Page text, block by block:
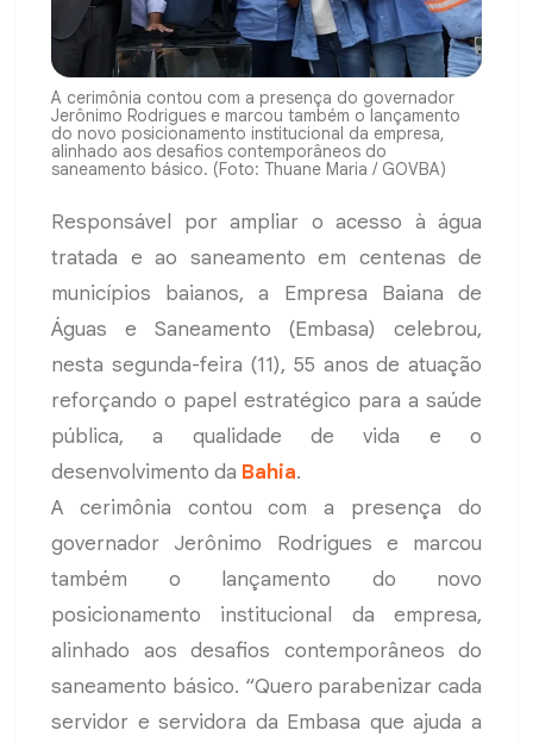
A cerimônia contou com a presença do governador
Jerônimo Rodrigues e marcou também o lançamento
do novo posicionamento institucional da empresa,
alinhado aos desafios contemporâneos do
saneamento básico. (Foto: Thuane Maria / GOVBA)
Responsável por ampliar o acesso à água
tratada e ao saneamento em centenas de
municípios baianos, a Empresa Baiana de
Águas e Saneamento (Embasa) celebrou,
nesta segunda-feira (11), 55 anos de atuação
reforçando o papel estratégico para a saúde
pública, a qualidade de vida e o
desenvolvimento da Bahia.
A cerimônia contou com a presença do
governador Jerônimo Rodrigues e marcou
também o lançamento do novo
posicionamento institucional da empresa,
alinhado aos desafios contemporâneos do
saneamento básico. “Quero parabenizar cada
servidor e servidora da Embasa que ajuda a